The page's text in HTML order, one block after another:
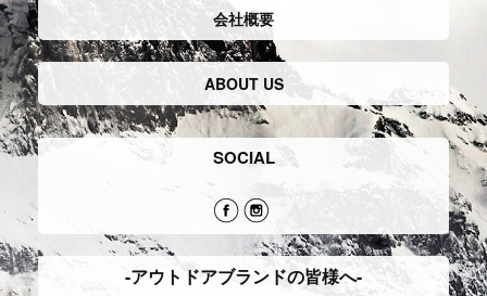
会社概要
ABOUT US
SOCIAL
-アウトドアブランドの皆様へ-